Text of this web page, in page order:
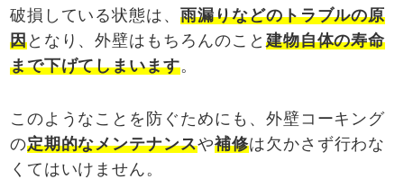
破損している状態は、雨漏りなどのトラブルの原
因となり、外壁はもちろんのこと 建物自体の寿命
まで下げてしまいます。
このようなことを防ぐためにも、外壁コーキング
の定期的なメンテナンスや補修は欠かさず行わな
くてはいけません。